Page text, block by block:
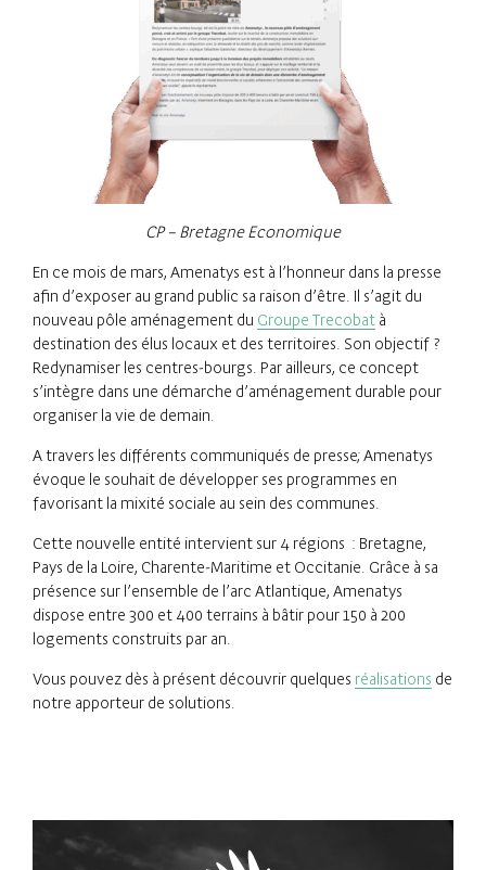
CP – Bretagne Economique
En ce mois de mars, Amenatys est à l’honneur dans la presse
afin d’exposer au grand public sa raison d’être. Il s’agit du
nouveau pôle aménagement du Groupe Trecobat à
destination des élus locaux et des territoires. Son objectif ?
Redynamiser les centres-bourgs. Par ailleurs, ce concept
s’intègre dans une démarche d’aménagement durable pour
organiser la vie de demain.
A travers les différents communiqués de presse; Amenatys
évoque le souhait de développer ses programmes en
favorisant la mixité sociale au sein des communes.
Cette nouvelle entité intervient sur 4 régions : Bretagne,
Pays de la Loire, Charente-Maritime et Occitanie. Grâce à sa
présence sur l’ensemble de l’arc Atlantique, Amenatys
dispose entre 300 et 400 terrains à bâtir pour 150 à 200
logements construits par an.
Vous pouvez dès à présent découvrir quelques réalisations de
notre apporteur de solutions.